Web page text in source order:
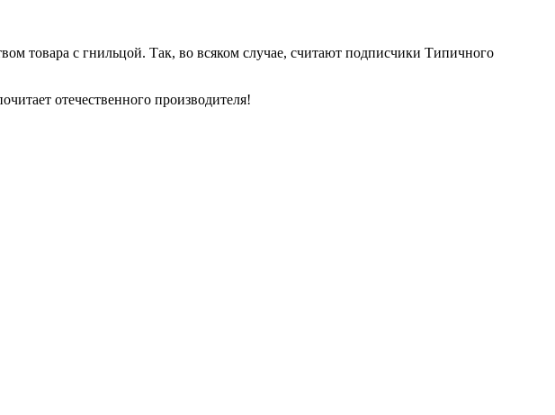
товара с гнильцой. Так, во всяком случае, считают подписчики Типичного
отечественного производителя!